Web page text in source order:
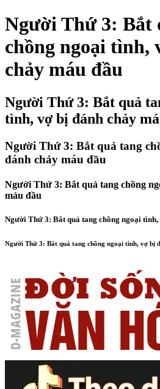
Người Thứ 3: Bắt
chồng ngoại tình,
chảy máu đầu
Người Thứ 3: Bắt quả
tình, vợ bị đánh chảy
Người Thứ 3: Bắt quả tang
đánh chảy máu đầu
Người Thứ 3: Bắt quả tang chồng
máu đầu
Người Thứ 3: Bắt quả tang chồng ngoại
Người Thứ 3: Bắt quả tang chồng ngoại tình, vợ bị